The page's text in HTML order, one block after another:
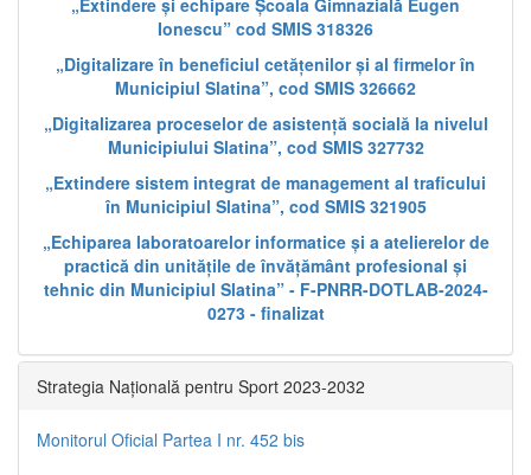
„Extindere și echipare Școala Gimnazială Eugen
Ionescu” cod SMIS 318326
„Digitalizare în beneficiul cetățenilor și al firmelor în
Municipiul Slatina”, cod SMIS 326662
„Digitalizarea proceselor de asistență socială la nivelul
Municipiului Slatina”, cod SMIS 327732
„Extindere sistem integrat de management al traficului
în Municipiul Slatina”, cod SMIS 321905
„Echiparea laboratoarelor informatice și a atelierelor de
practică din unitățile de învățământ profesional și
tehnic din Municipiul Slatina” - F-PNRR-DOTLAB-2024-
0273 - finalizat
Strategia Națională pentru Sport 2023-2032
Monitorul Oficial Partea I nr. 452 bis